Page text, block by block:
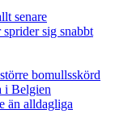
senare
sig snabbt
bomullsskörd
i Belgien
än alldagliga